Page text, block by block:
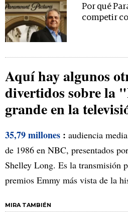
Por qué
competir
Aquí hay algunos
divertidos sobre la
grande en la
35,79 millones : audiencia
de 1986 en NBC, presentados
Shelley Long. Es la transmisión
premios Emmy más vista de la
MIRA TAMBIÉN